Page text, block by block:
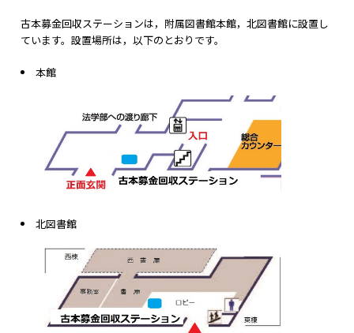
古本募金回収ステーションは，附属図書館本館，北図書館に設置し
ています。設置場所は，以下のとおりです。
本館
北図書館